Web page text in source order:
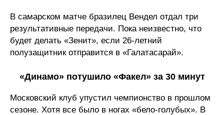
В самарском матче бразилец Вендел отдал три
результативные передачи. Пока неизвестно, что
будет делать «Зенит», если 26-летний
полузащитник отправится в «Галатасарай».
«Динамо» потушило «Факел» за 30 минут
Московский клуб упустил чемпионство в прошлом
сезоне. Хотя все было в ногах «бело-голубых». В